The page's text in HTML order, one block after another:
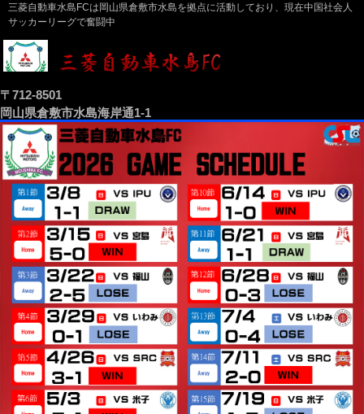
三菱自動車水島FCは岡山県倉敷市水島を拠点に活動しており、現在中国社会人
サッカーリーグで奮闘中
〒712-8501
岡山県倉敷市水島海岸通1-1